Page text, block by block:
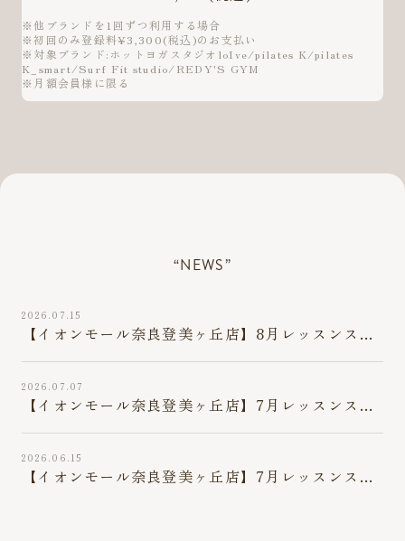
※他ブランドを1回ずつ利用する場合
※初回のみ登録料¥3,300(税込)のお支払い
※対象ブランド:ホットヨガスタジオloIve/pilates K/pilates
K_smart/Surf Fit studio/REDY'S GYM
※月額会員様に限る
“NEWS”
2026.07.15
【イオンモール奈良登美ヶ丘店】8月レッスンスケ
2026.07.07
【イオンモール奈良登美ヶ丘店】7月レッスンスケ
2026.06.15
【イオンモール奈良登美ヶ丘店】7月レッスンスケ